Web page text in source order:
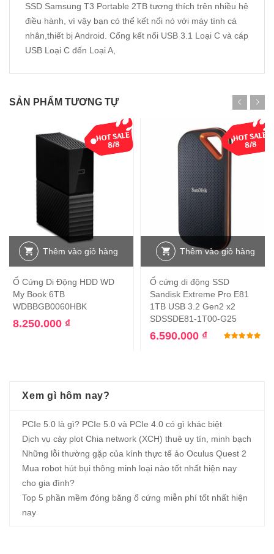
SSD Samsung T3 Portable 2TB tương thích trên nhiều hệ
điều hành, vì vậy bạn có thể kết nối nó với máy tính cá
nhân,thiết bị Android. Cổng kết nối USB 3.1 Loại C và cáp
USB Loại C đến Loại A,
SẢN PHẨM TƯƠNG TỰ
Thêm vào giỏ hàng
Ổ Cứng Di Động HDD WD
My Book 6TB
WDBBGB0060HBK
8.250.000 ₫
Thêm vào giỏ hàng
Ổ cứng di động SSD
Sandisk Extreme Pro E81
1TB USB 3.2 Gen2 x2
SDSSDE81-1T00-G25
6.590.000 ₫
Xem gì hôm nay?
PCIe 5.0 là gì? PCIe 5.0 và PCIe 4.0 có gì khác biệt
Dịch vụ cày plot Chia network (XCH) thuê uy tín, minh bạch
Những lỗi thường gặp của kính thực tế ảo Oculus Quest 2
Mua robot hút bụi thông minh loại nào tốt nhất hiện nay
cho gia đình?
Top 5 phần mềm đóng băng ổ cứng miễn phí tốt nhất hiện
nay